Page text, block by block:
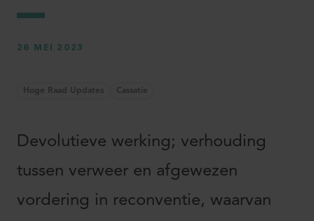
26 MEI 2023
Hoge Raad Updates Cassatie
Devolutieve werking; verhouding
tussen verweer en afgewezen
vordering in reconventie, waarvan